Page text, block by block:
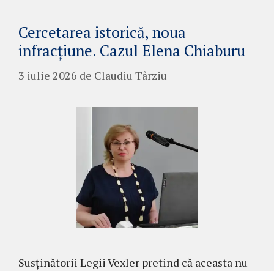
Cercetarea istorică, noua
infracțiune. Cazul Elena Chiaburu
3 iulie 2026 de Claudiu Târziu
Susținătorii Legii Vexler pretind că aceasta nu